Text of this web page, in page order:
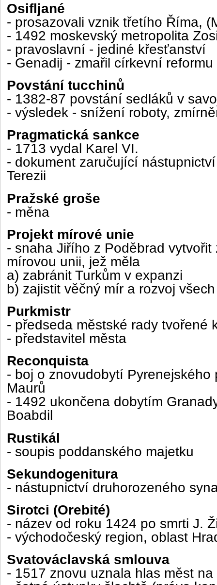
Osifljané
- prosazovali vznik třetího Říma,
- 1492 moskevský metropolita
- pravoslavní - jediné křesťanství
- Genadij - zmařil církevní reformu
Povstání tucchinů
- 1382-87 povstání sedláků v
- výsledek - snížení roboty,
Pragmatická sankce
- 1713 vydal Karel VI.
- dokument zaručující
Terezii
Pražské groše
- měna
Projekt mírové unie
- snaha Jiřího z Poděbrad
mírovou unii, jež měla
a) zabránit Turkům v expanzi
b) zajistit věčný mír a rozvoj
Purkmistr
- předseda městské rady tvořené
- představitel města
Reconquista
- boj o znovudobytí Pyrenejského
Maurů
- 1492 ukončena dobytím
Boabdil
Rustikál
- soupis poddanského majetku
Sekundogenitura
- nástupnictví druhorozeného
Sirotci (Orebité)
- název od roku 1424 po smrti J.
- východočeský region, oblast
Svatováclavská smlouva
- 1517 znovu uznala hlas měst